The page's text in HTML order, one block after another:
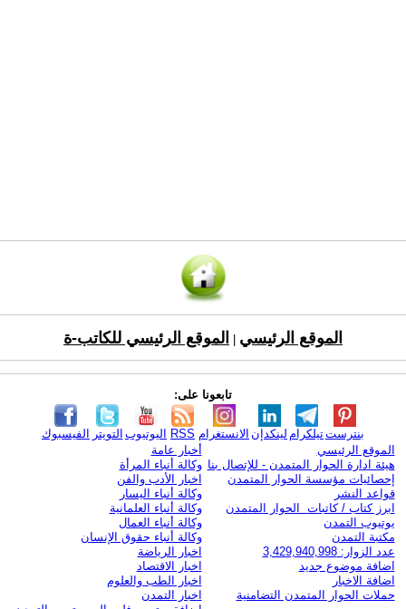
الموقع الرئيسي الموقع الرئيسي للكاتب-ة
تابعونا على:
الفيسبوك التويتر اليوتيوب RSS الانستغرام لينكدإن تيلكرامبنترست
الموقع الرئيسي
هيئة ادارة الحوار المتمدن - للإتصال بنا
إحصائيات مؤسسة الحوار المتمدن
قواعد النشر
ابرز كتاب / كاتبات الحوار المتمدن
يوتيوب التمدن
مكتبة التمدن
عدد الزوار: 3,429,940,998
اضافة موضوع جديد
اضافة الاخبار
حملات الحوار المتمدن التضامنية
أخبار عامة
وكالة أنباء المرأة
اخبار الأدب والفن
وكالة أنباء اليسار
وكالة أنباء العلمانية
وكالة أنباء العمال
وكالة أنباء حقوق الإنسان
اخبار الرياضة
اخبار الاقتصاد
اخبار الطب والعلوم
اخبار التمدن